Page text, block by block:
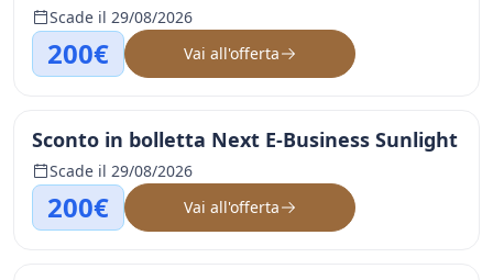
Scade il 29/08/2026
200€ Vai all'offerta
Sconto in bolletta Next E-Business Sunlight
Scade il 29/08/2026
200€ Vai all'offerta